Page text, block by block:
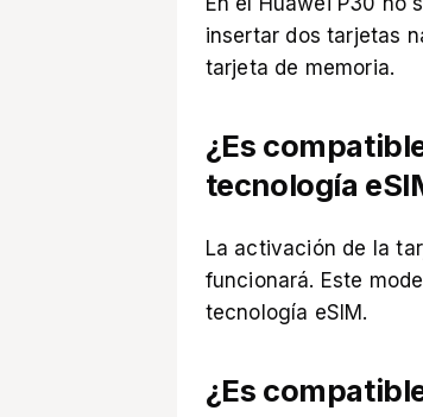
insertar dos tarjetas
tarjeta de memoria.
¿Es
tecnología
La activación de la
funcionará. Este
tecnología eSIM.
¿Es